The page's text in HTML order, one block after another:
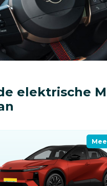
elektrische